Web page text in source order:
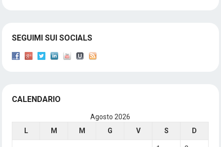
SEGUIMI SUI SOCIALS
CALENDARIO
Agosto 2026
L
M M G V S D